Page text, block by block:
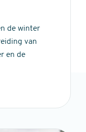
de winter
van
en de